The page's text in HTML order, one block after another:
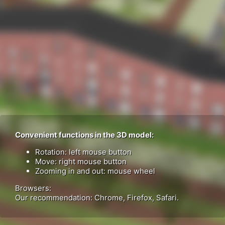
Convenient functions in the 3D model:
Rotation: left mouse button
Move: right mouse button
Zooming in and out: mouse wheel
Browsers:
Our recommendation: Chrome, Firefox, Safari.